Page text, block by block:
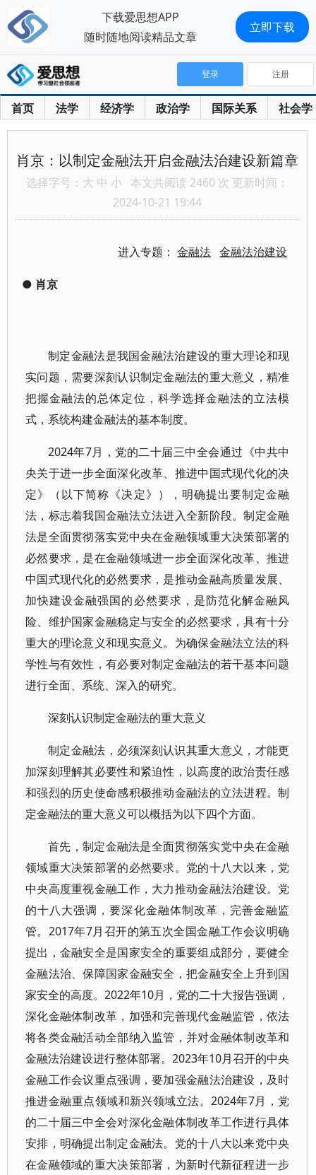
首页 法学 经济学 政治学 国际关系 社会学
登录 注册
肖京：以制定金融法开启金融法治建设新篇章
选择字号： 大 中 小 本文共阅读 2460 次 更新时间：
2024-10-21 19:44
进入专题：金融法 金融法治建设
● 肖京
制定金融法是我国金融法治建设的重大理论和现
实问题，需要深刻认识制定金融法的重大意义，精准
把握金融法的总体定位，科学选择金融法的立法模
式，系统构建金融法的基本制度。
2024年7月，党的二十届三中全会通过《中共中
央关于进一步全面深化改革、推进中国式现代化的决
定》（以下简称《决定》），明确提出要制定金融
法，标志着我国金融法立法进入全新阶段。制定金融
法是全面贯彻落实党中央在金融领域重大决策部署的
必然要求，是在金融领域进一步全面深化改革、推进
中国式现代化的必然要求，是推动金融高质量发展、
加快建设金融强国的必然要求，是防范化解金融风
险、维护国家金融稳定与安全的必然要求，具有十分
重大的理论意义和现实意义。为确保金融法立法的科
学性与有效性，有必要对制定金融法的若干基本问题
进行全面、系统、深入的研究。
深刻认识制定金融法的重大意义
制定金融法，必须深刻认识其重大意义，才能更
加深刻理解其必要性和紧迫性，以高度的政治责任感
和强烈的历史使命感积极推动金融法的立法进程。制
定金融法的重大意义可以概括为以下四个方面。
首先，制定金融法是全面贯彻落实党中央在金融
领域重大决策部署的必然要求。党的十八大以来，党
中央高度重视金融工作，大力推动金融法治建设。党
的十八大强调，要深化金融体制改革，完善金融监
管。2017年7月召开的第五次全国金融工作会议明确
提出，金融安全是国家安全的重要组成部分，要健全
金融法治、保障国家金融安全，把金融安全上升到国
家安全的高度。2022年10月，党的二十大报告强调，
深化金融体制改革，加强和完善现代金融监管，依法
将各类金融活动全部纳入监管，并对金融体制改革和
金融法治建设进行整体部署。2023年10月召开的中央
金融工作会议重点强调，要加强金融法治建设，及时
推进金融重点领域和新兴领域立法。2024年7月，党
的二十届三中全会对深化金融体制改革工作进行具体
安排，明确提出制定金融法。党的十八大以来党中央
在金融领域的重大决策部署，为新时代新征程进一步
下载爱思想APP
随时随地阅读精品文章
立即下载